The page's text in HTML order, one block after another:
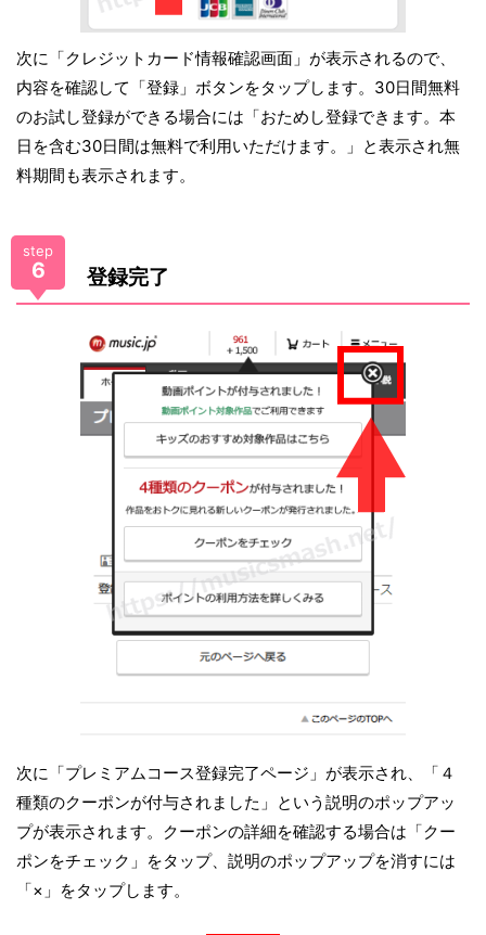
次に「クレジットカード情報確認画面」が表示されるので、
内容を確認して「登録」ボタンをタップします。30日間無料
のお試し登録ができる場合には「おためし登録できます。本
日を含む30日間は無料で利用いただけます。」と表示され無
料期間も表示されます。
step
6 登録完了
次に「プレミアムコース登録完了ページ」が表示され、「４
種類のクーポンが付与されました」という説明のポップアッ
プが表示されます。クーポンの詳細を確認する場合は「クー
ポンをチェック」をタップ、説明のポップアップを消すには
「×」をタップします。